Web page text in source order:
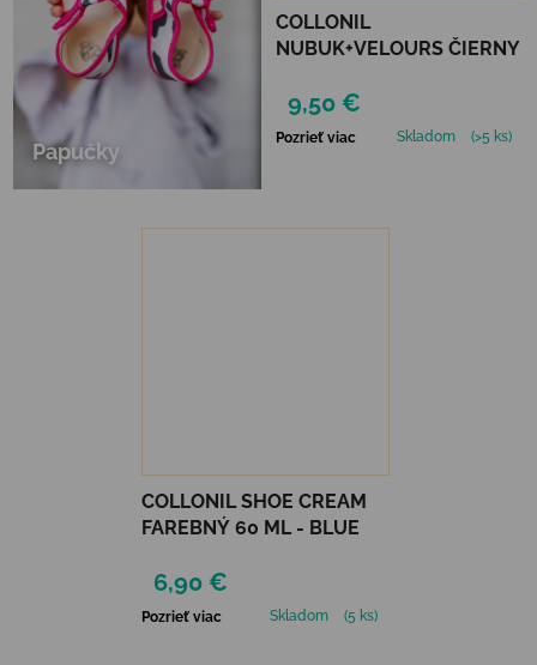
Papučky
COLLONIL
NUBUK+VELOURS ČIERNY
9,50 €
Pozrieť viac Skladom (>5 ks)
COLLONIL SHOE CREAM
FAREBNÝ 60 ML - BLUE
6,90 €
Pozrieť viac Skladom (5 ks)